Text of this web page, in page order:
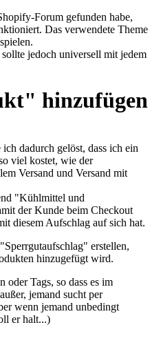
Forum gefunden habe,
Das verwendete Theme
jedoch universell mit jedem
hinzufügen
dadurch gelöst, dass ich ein
viel kostet, wie der
Versand und Versand mit
"Kühlmittel und
der Kunde beim Checkout
diesem Aufschlag auf sich hat.
erstellen,
hinzugefügt wird.
oder Tags, so dass es im
jemand sucht per
wenn jemand unbedingt
er halt...)